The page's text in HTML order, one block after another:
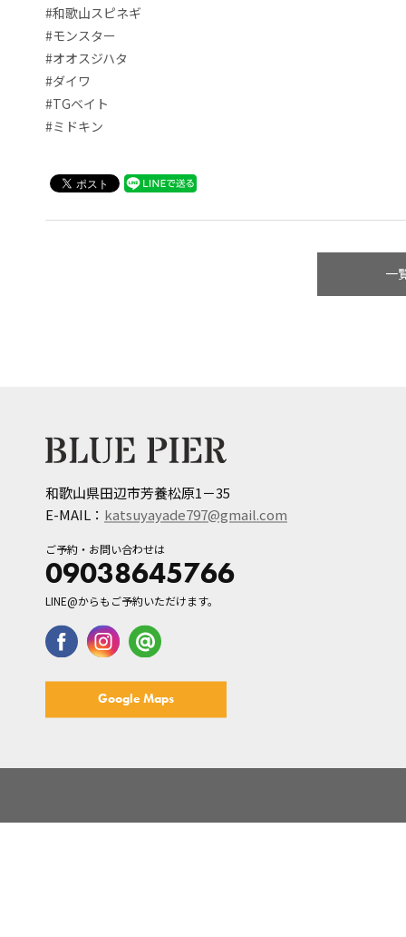
#和歌山スピネギ
#モンスター
#オオスジハタ
#ダイワ
#TGベイト
#ミドキン
一
和歌山県田辺市芳養松原1－35
E-MAIL： katsuyayade797@gmail.com
ご予約・お問い合わせは
09038645766
LINE@からもご予約いただけます。
Google Maps